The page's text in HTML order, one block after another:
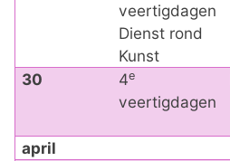
veertigdagen
Dienst rond
Kunst
30 4e
veertigdagen
april